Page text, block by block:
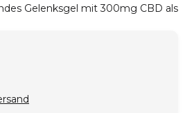
Gelenksgel mit 300mg CBD als